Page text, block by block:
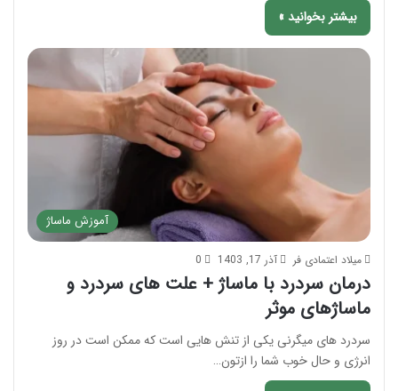
بیشتر بخوانید »
آموزش ماساژ
میلاد اعتمادی فر آذر 17, 1403 0
درمان سردرد با ماساژ + علت های سردرد و
ماساژهای موثر
سردرد های میگرنی یکی از تنش هایی است که ممکن است در روز
انرژی و حال خوب شما را ازتون…